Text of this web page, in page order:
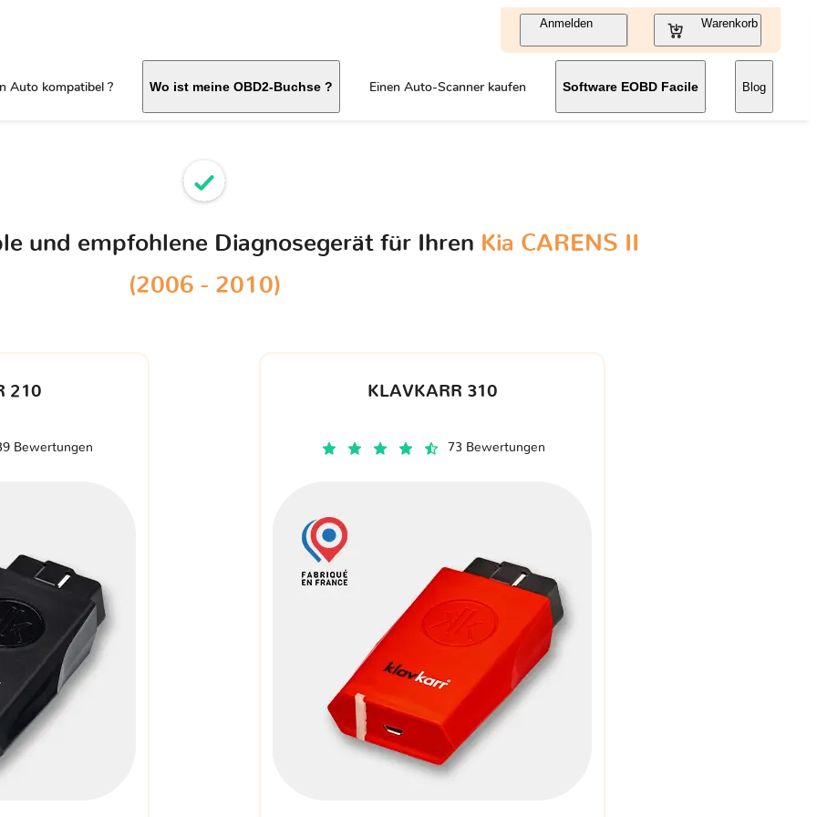
Anmelden Warenkorb
Auto kompatibel ? Wo ist meine OBD2-Buchse ? Einen Auto-Scanner kaufen Software EOBD Facile Blog
und empfohlene Diagnosegerät für Ihren Kia CARENS II
(2006 - 2010)
210
Bewertungen
KLAVKARR 310
73 Bewertungen